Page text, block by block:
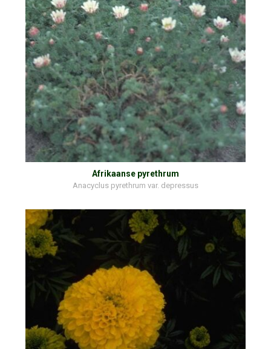
Afrikaanse pyrethrum
Anacyclus pyrethrum var. depressus